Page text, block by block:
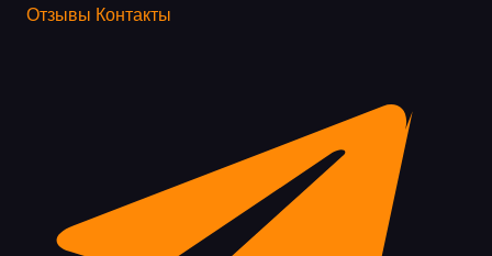
Отзывы Контакты